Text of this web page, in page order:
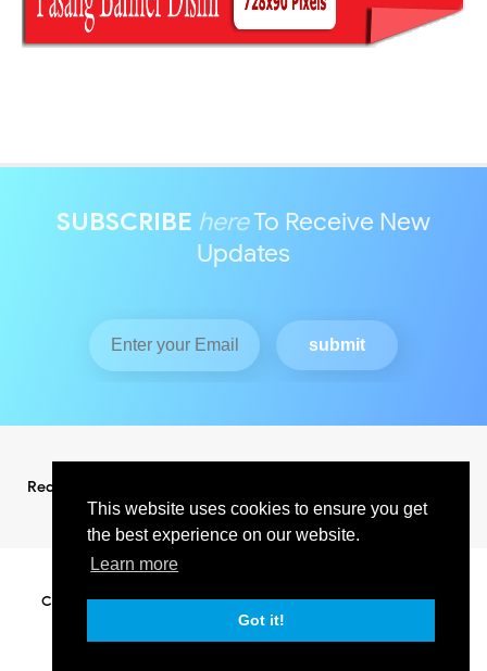
This website uses cookies to ensure you get
the best experience on our website.
Learn more
Got it!
SUBSCRIBE hereTo Receive New
Updates
Redaksi
Copyright ©2026KABAR INDO RAYA NEWSAll Right Reserved
SUPPORT BY PIXINDONESIA